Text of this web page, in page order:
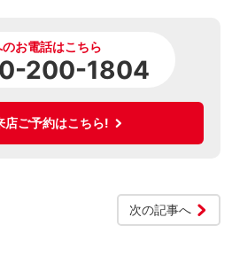
のお電話はこちら
200-1804
店ご予約はこちら!
次の記事へ